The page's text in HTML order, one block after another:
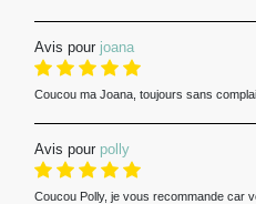
Avis pour joana
Coucou ma Joana, toujours sans
Avis pour polly
Coucou Polly, je vous recommande car